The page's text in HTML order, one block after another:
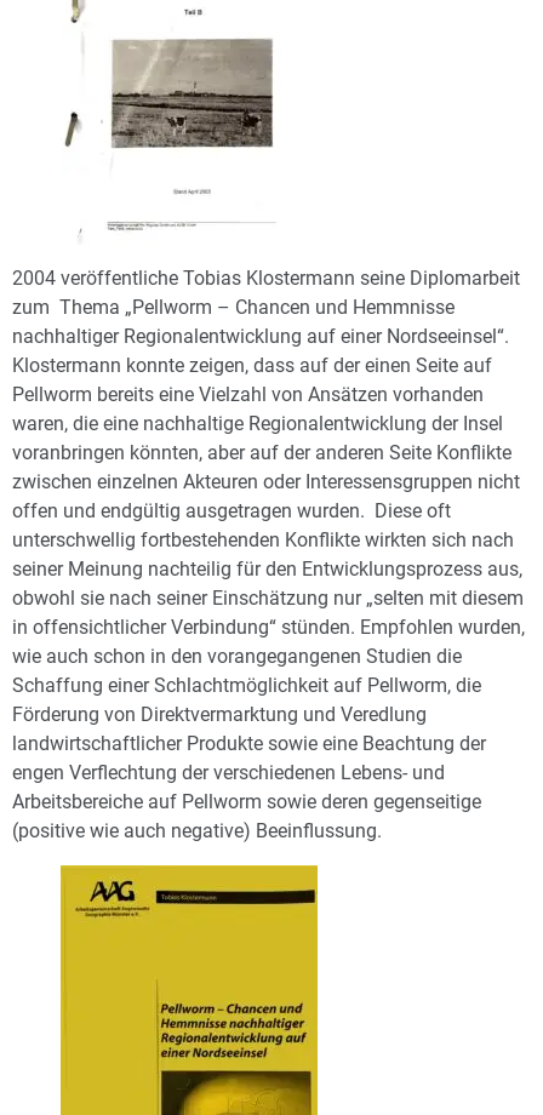
2004 veröffentliche Tobias Klostermann seine Diplomarbeit
zum Thema „Pellworm – Chancen und Hemmnisse
nachhaltiger Regionalentwicklung auf einer Nordseeinsel“.
Klostermann konnte zeigen, dass auf der einen Seite auf
Pellworm bereits eine Vielzahl von Ansätzen vorhanden
waren, die eine nachhaltige Regionalentwicklung der Insel
voranbringen könnten, aber auf der anderen Seite Konflikte
zwischen einzelnen Akteuren oder Interessensgruppen nicht
offen und endgültig ausgetragen wurden. Diese oft
unterschwellig fortbestehenden Konflikte wirkten sich nach
seiner Meinung nachteilig für den Entwicklungsprozess aus,
obwohl sie nach seiner Einschätzung nur „selten mit diesem
in offensichtlicher Verbindung“ stünden. Empfohlen wurden,
wie auch schon in den vorangegangenen Studien die
Schaffung einer Schlachtmöglichkeit auf Pellworm, die
Förderung von Direktvermarktung und Veredlung
landwirtschaftlicher Produkte sowie eine Beachtung der
engen Verflechtung der verschiedenen Lebens- und
Arbeitsbereiche auf Pellworm sowie deren gegenseitige
(positive wie auch negative) Beeinflussung.